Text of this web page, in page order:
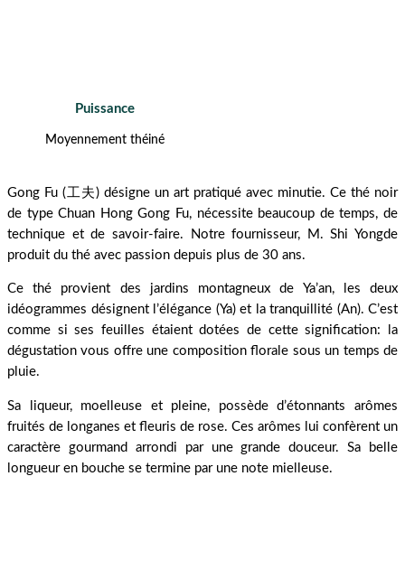
Puissance
Moyennement théiné
Gong Fu (工夫) désigne un art pratiqué avec minutie. Ce thé noir
de type Chuan Hong Gong Fu, nécessite beaucoup de temps, de
technique et de savoir-faire. Notre fournisseur, M. Shi Yongde
produit du thé avec passion depuis plus de 30 ans.
Ce thé provient des jardins montagneux de Ya’an, les deux
idéogrammes désignent l’élégance (Ya) et la tranquillité (An). C’est
comme si ses feuilles étaient dotées de cette signification: la
dégustation vous offre une composition florale sous un temps de
pluie.
Sa liqueur, moelleuse et pleine, possède d’étonnants arômes
fruités de longanes et fleuris de rose. Ces arômes lui confèrent un
caractère gourmand arrondi par une grande douceur. Sa belle
longueur en bouche se termine par une note mielleuse.